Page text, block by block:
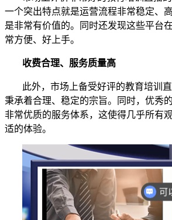
一个突出特点就是运营流程非常稳定、
是非常有价值的。同时还发现这些平台
常方便、 好上手。
收费合理、服务质量高
此外，市场上备受好评的教育培训
秉承着合理、稳定的宗旨。同时，优秀
非常优质的服务体系，这使得几乎所有
适的体验。